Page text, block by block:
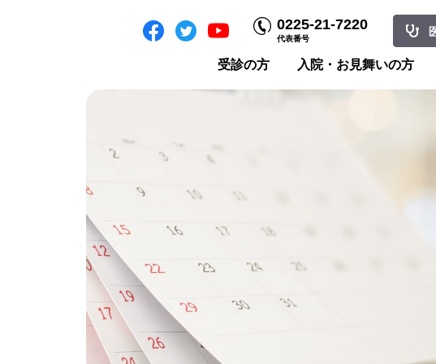
0225-21-7220
代表番号
受診の方 入院・お見舞いの方